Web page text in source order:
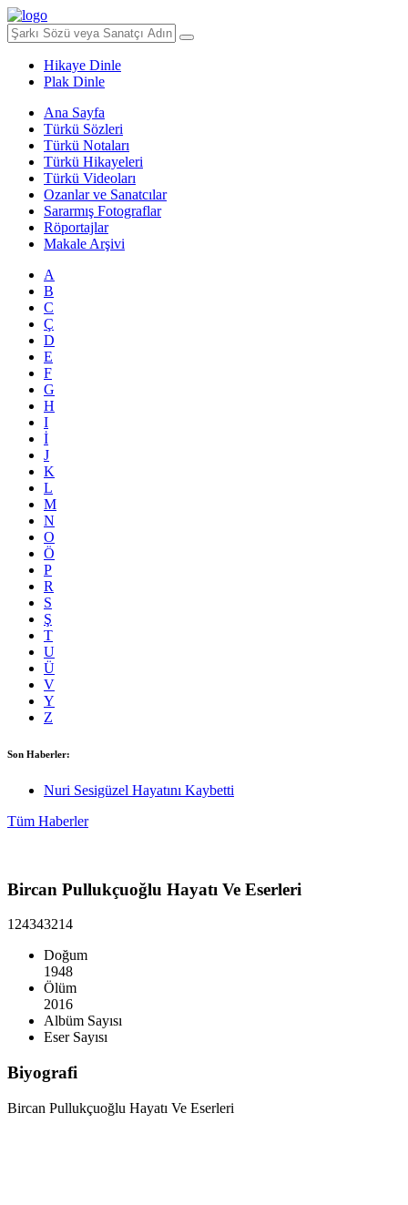
Hikaye Dinle
Plak Dinle
Ana Sayfa
Türkü Sözleri
Türkü Notaları
Türkü Hikayeleri
Türkü Videoları
Ozanlar ve Sanatcılar
Sararmış Fotograflar
Röportajlar
Makale Arşivi
A
B
C
Ç
D
E
F
G
H
I
İ
J
K
L
M
N
O
Ö
P
R
S
Ş
T
U
Ü
V
Y
Z
Son Haberler:
Nuri Sesigüzel Hayatını Kaybetti
Tüm Haberler
Bircan Pullukçuoğlu Hayatı Ve Eserleri
124343214
Doğum
1948
Ölüm
2016
Albüm Sayısı
Eser Sayısı
Biyografi
Bircan Pullukçuoğlu Hayatı Ve Eserleri